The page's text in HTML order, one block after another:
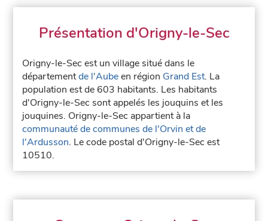
Présentation d'Origny-le-Sec
Origny-le-Sec est un village situé dans le
départementde l'Aubeen région Grand Est. La
population est de 603 habitants. Les habitants
d'Origny-le-Sec sont appelés les jouquins et les
jouquines. Origny-le-Sec appartient à la
communauté de communes de l'Orvin et de
l'Ardusson. Le code postal d'Origny-le-Sec est
10510.